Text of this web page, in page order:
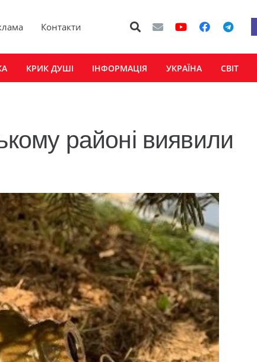
Контакти
КРИК ДУШІ ІНФОРМАЦІЯ УКРАЇНА СВІТ
районі виявили